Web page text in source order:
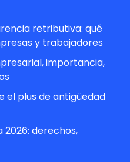
retributiva: qué
y trabajadores
importancia,
el plus de antigüedad
2026: derechos,